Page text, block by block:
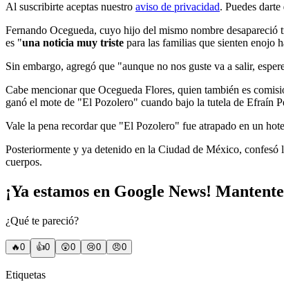
Al suscribirte aceptas nuestro aviso de privacidad. Puedes
Fernando Ocegueda, cuyo hijo del mismo nombre
es "una noticia muy triste para las familias que sienten enojo
Sin embargo, agregó que "aunque no nos guste va a salir,
Cabe mencionar que Ocegueda Flores, quien también es
ganó el mote de "El Pozolero" cuando bajo la tutela de Efraín
Vale la pena recordar que "El Pozolero" fue atrapado en un
Posteriormente y ya detenido en la Ciudad de México,
cuerpos.
¡Ya estamos en Google News!
¿Qué te pareció?
🔥0 👍0 😲0 😢0 😠0
Etiquetas